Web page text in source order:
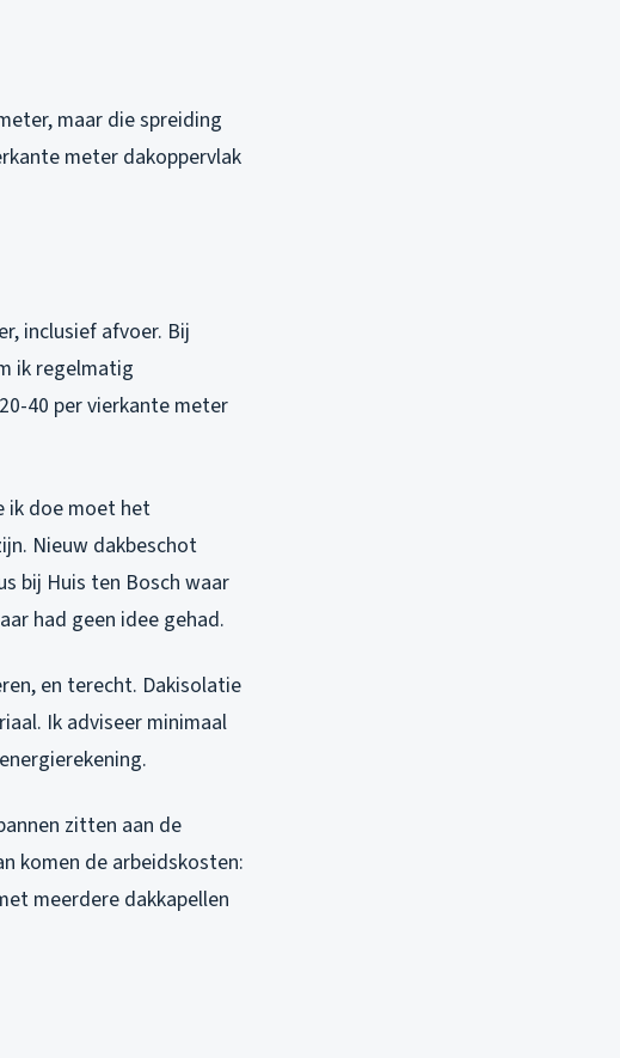
maar die spreiding
meter dakoppervlak
inclusief afvoer. Bij
ik regelmatig
40 per vierkante meter
ik doe moet het
Nieuw dakbeschot
bij Huis ten Bosch waar
had geen idee gehad.
en terecht. Dakisolatie
Ik adviseer minimaal
zitten aan de
komen de arbeidskosten:
meerdere dakkapellen